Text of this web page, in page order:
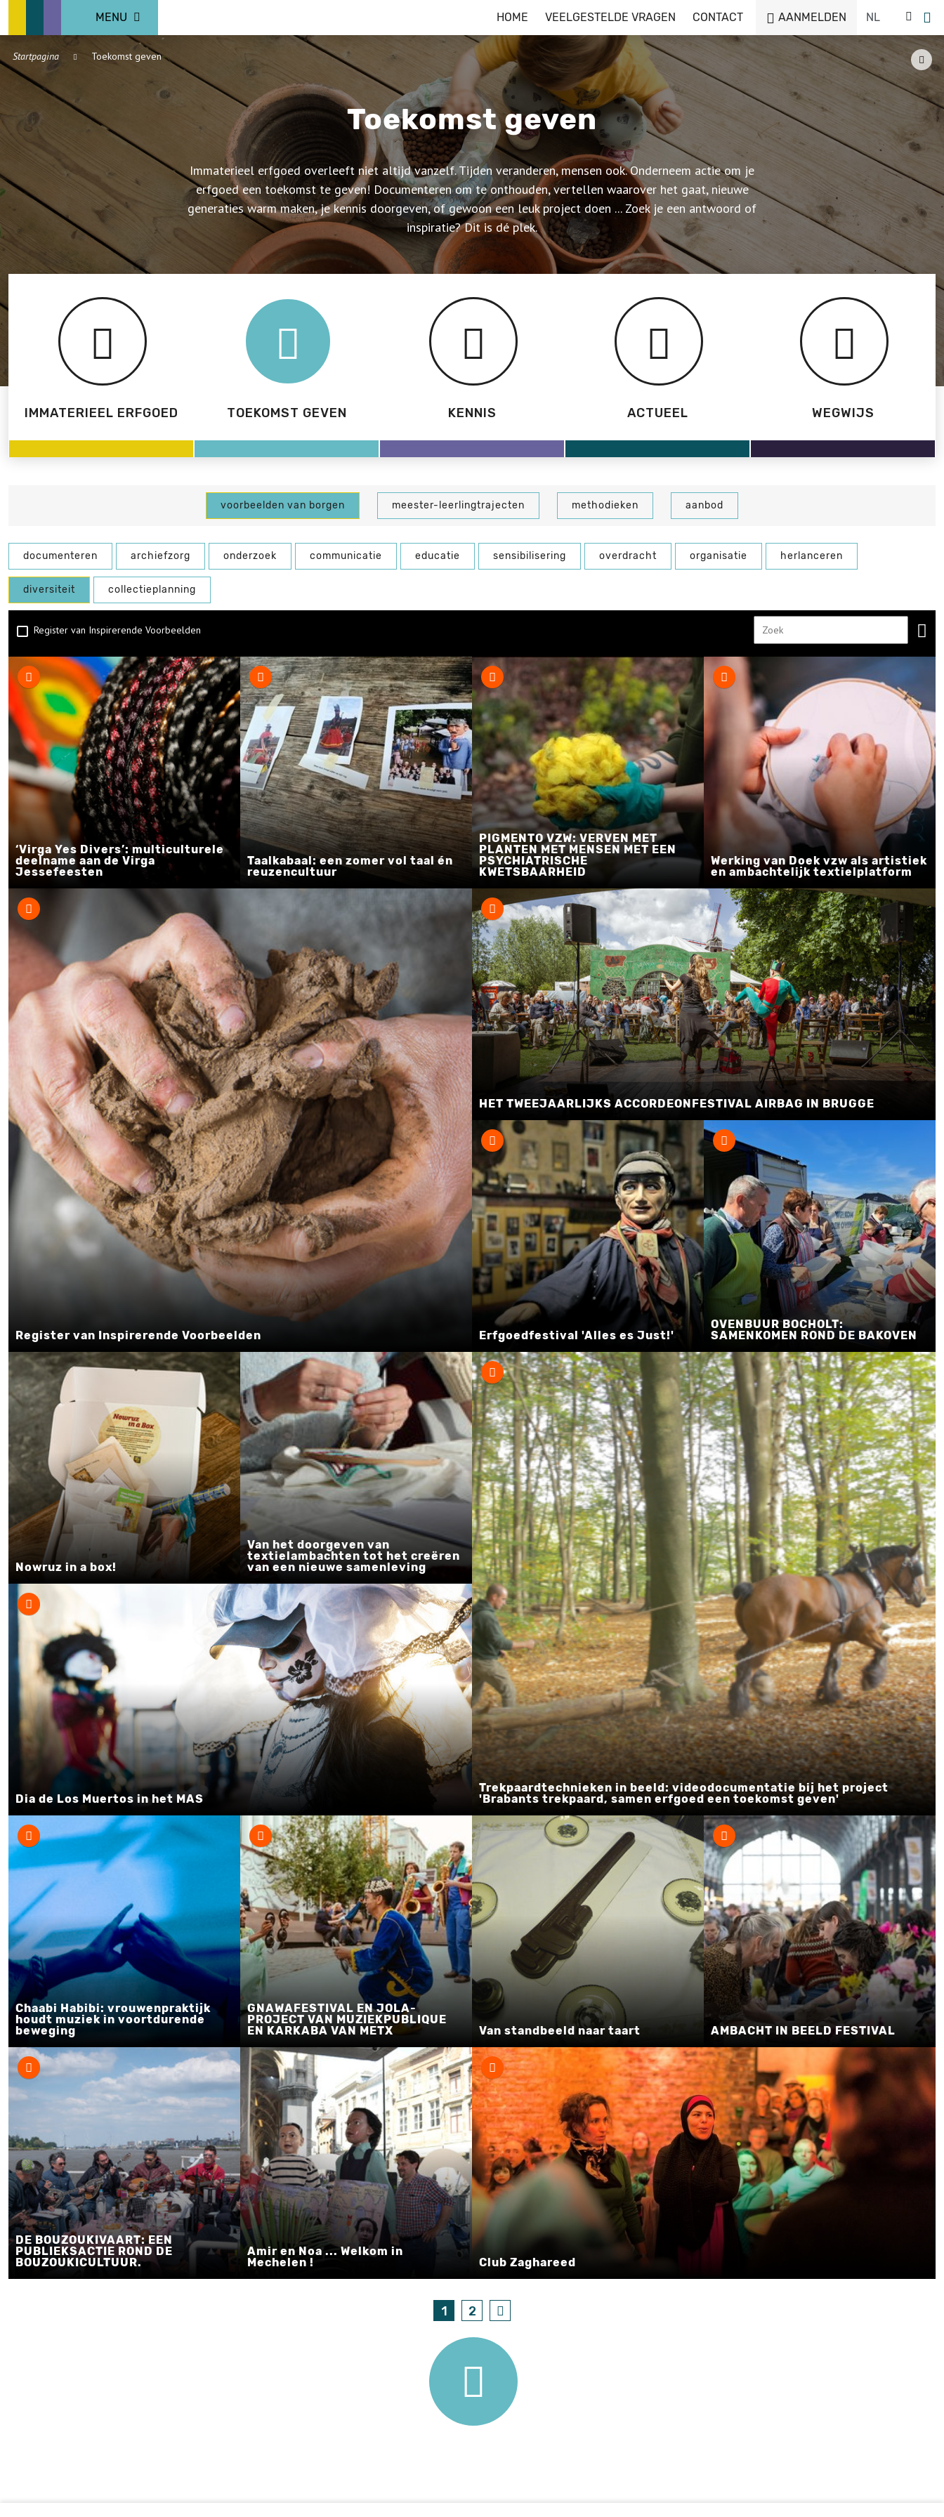
MENU HOME VEELGESTELDE VRAGEN CONTACT AANMELDEN
Startpagina Toekomst geven
Toekomst geven
Immaterieel erfgoed overleeft niet altijd vanzelf. Tijden veranderen, mensen ook. Onderneem actie om je
erfgoed een toekomst te geven! Documenteren om te onthouden, vertellen waarover het gaat, nieuwe
generaties warm maken, je kennis doorgeven, of gewoon een leuk project doen ... Zoek je een antwoord of
inspiratie? Dit is dé plek.
IMMATERIEEL ERFGOED TOEKOMST GEVEN KENNIS ACTUEEL WEGWIJS
voorbeelden van borgen meester-leerlingtrajecten methodieken aanbod
documenteren archiefzorg onderzoek communicatie educatie sensibilisering overdracht organisatie herlanceren
diversiteit collectieplanning
Register van Inspirerende Voorbeelden
‘Virga Yes Divers’: multiculturele
deelname aan de Virga
Jessefeesten
Taalkabaal: een zomer vol taal én
reuzencultuur
PIGMENTO VZW: VERVEN MET
PLANTEN MET MENSEN MET EEN
PSYCHIATRISCHE
KWETSBAARHEID
Werking van Doek vzw als artistiek
en ambachtelijk textielplatform
Register van Inspirerende Voorbeelden
HET TWEEJAARLIJKS ACCORDEONFESTIVAL AIRBAG IN BRUGGE
Erfgoedfestival 'Alles es Just!'
OVENBUUR BOCHOLT:
SAMENKOMEN ROND DE BAKOVEN
Nowruz in a box!
Van het doorgeven van
textielambachten tot het creëren
van een nieuwe samenleving
Dia de Los Muertos in het MAS
Trekpaardtechnieken in beeld: videodocumentatie bij het project
'Brabants trekpaard, samen erfgoed een toekomst geven'
Chaabi Habibi: vrouwenpraktijk
houdt muziek in voortdurende
beweging
GNAWAFESTIVAL EN JOLA-
PROJECT VAN MUZIEKPUBLIQUE
EN KARKABA VAN METX
Van standbeeld naar taart AMBACHT IN BEELD FESTIVAL
DE BOUZOUKIVAART: EEN
PUBLIEKSACTIE ROND DE
BOUZOUKICULTUUR.
Club Zaghareed
Amir en Noa ... Welkom in
Mechelen !
1 2